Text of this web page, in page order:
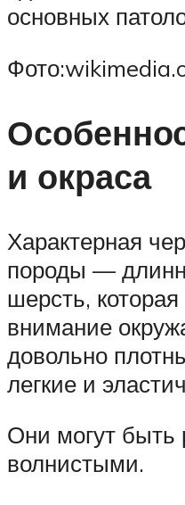
основных
и окраса
Характерная
породы —
шерсть,
внимание
довольно
легкие и
Они могут
волнистыми.